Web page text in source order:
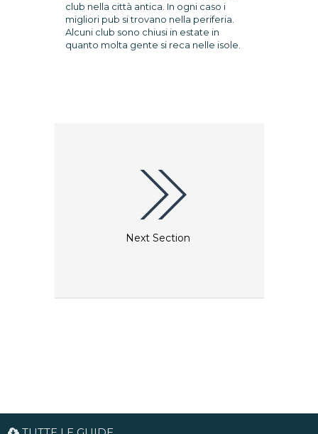
club nella città antica. In ogni caso i
migliori pub si trovano nella periferia.
Alcuni club sono chiusi in estate in
quanto molta gente si reca nelle isole.
Next Section